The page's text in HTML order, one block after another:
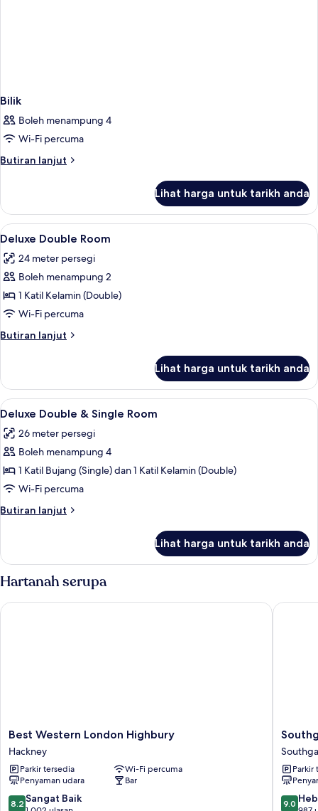
Bilik
Boleh menampung 4
Wi-Fi percuma
Butiran lanjut
Butiran
Lihat harga untuk tarikh anda
Lihat
semua
foto
untuk
Deluxe
Double
Room
Peralatan tempat tidur
3
Deluxe Double Room
24 meter persegi
Boleh menampung 2
1 Katil Kelamin (Double)
Wi-Fi percuma
Butiran lanjut
Butiran
Double
Room
Lihat harga untuk tarikh anda
Lihat
semua
foto
untuk
Deluxe
Double
&
Single
Peralatan tempat tidur
1
Deluxe Double & Single Room
26 meter persegi
Boleh menampung 4
1 Katil Bujang (Single) dan 1 Katil Kelamin (Double)
Wi-Fi percuma
Butiran lanjut
Butiran
Double
Single
Lihat harga untuk tarikh anda
Hartanah serupa
Best
Western
London
Highbury
Hackney
Best Western London Highbury
Hackney
Parkir tersedia
Wi-Fi percuma
Penyaman udara
Bar
8.2
8.2 Sangat Baik
Best Western London Highbury
Hotel
London
Parkir
9.0
9.0